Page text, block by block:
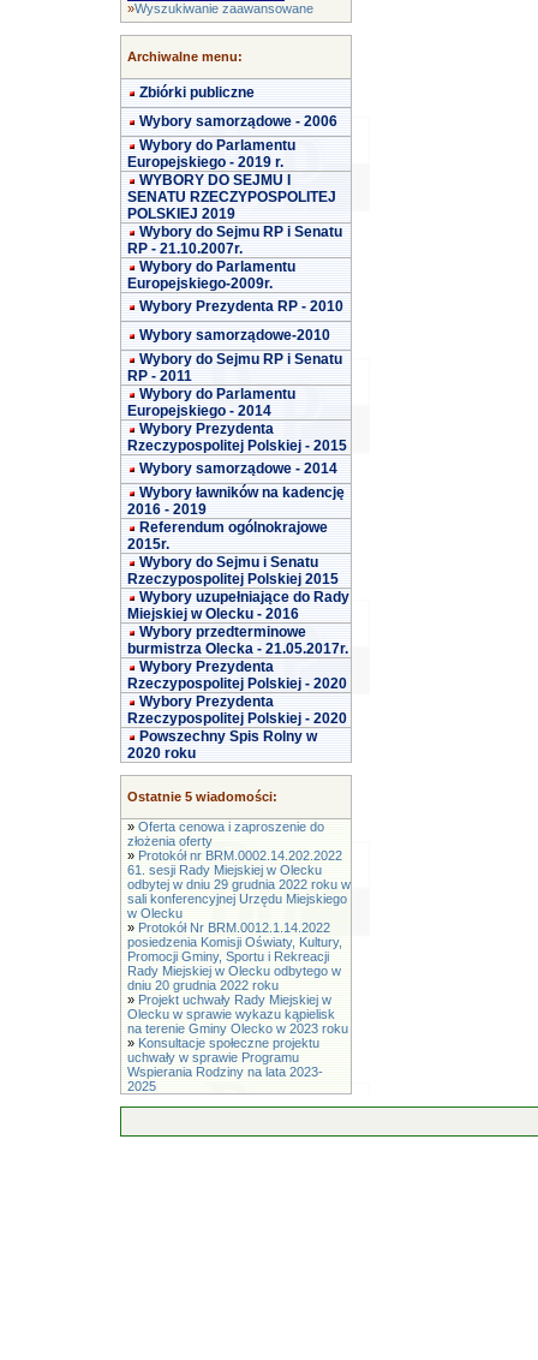
»Wyszukiwanie zaawansowane
Archiwalne menu:
Zbiórki publiczne
Wybory samorządowe - 2006
Wybory do Parlamentu
Europejskiego - 2019 r.
WYBORY DO SEJMU I
SENATU RZECZYPOSPOLITEJ
POLSKIEJ 2019
Wybory do Sejmu RP i Senatu
RP - 21.10.2007r.
Wybory do Parlamentu
Europejskiego-2009r.
Wybory Prezydenta RP - 2010
Wybory samorządowe-2010
Wybory do Sejmu RP i Senatu
RP - 2011
Wybory do Parlamentu
Europejskiego - 2014
Wybory Prezydenta
Rzeczypospolitej Polskiej - 2015
Wybory samorządowe - 2014
Wybory ławników na kadencję
2016 - 2019
Referendum ogólnokrajowe
2015r.
Wybory do Sejmu i Senatu
Rzeczypospolitej Polskiej 2015
Wybory uzupełniające do Rady
Miejskiej w Olecku - 2016
Wybory przedterminowe
burmistrza Olecka - 21.05.2017r.
Wybory Prezydenta
Rzeczypospolitej Polskiej - 2020
Wybory Prezydenta
Rzeczypospolitej Polskiej - 2020
Powszechny Spis Rolny w
2020 roku
Ostatnie 5 wiadomości:
» Oferta cenowa i zaproszenie do
złożenia oferty
» Protokół nr BRM.0002.14.202.2022
61. sesji Rady Miejskiej w Olecku
odbytej w dniu 29 grudnia 2022 roku w
sali konferencyjnej Urzędu Miejskiego
w Olecku
» Protokół Nr BRM.0012.1.14.2022
posiedzenia Komisji Oświaty, Kultury,
Promocji Gminy, Sportu i Rekreacji
Rady Miejskiej w Olecku odbytego w
dniu 20 grudnia 2022 roku
» Projekt uchwały Rady Miejskiej w
Olecku w sprawie wykazu kąpielisk
na terenie Gminy Olecko w 2023 roku
» Konsultacje społeczne projektu
uchwały w sprawie Programu
Wspierania Rodziny na lata 2023-
2025